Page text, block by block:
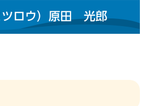
ロウ）原田 光郎